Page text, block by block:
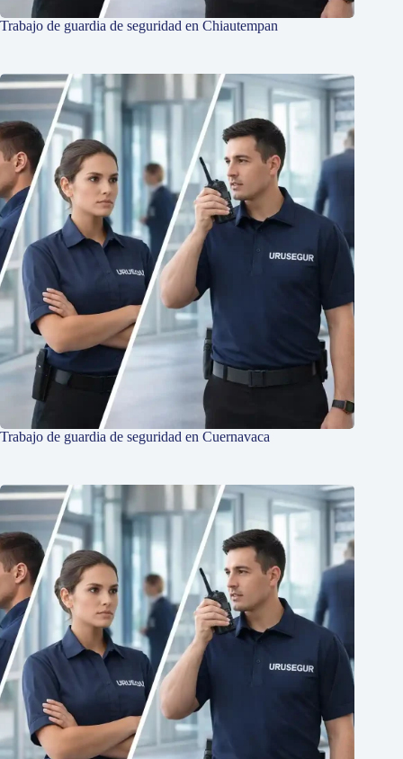
Trabajo de guardia de seguridad en Chiautempan
Trabajo de guardia de seguridad en Cuernavaca